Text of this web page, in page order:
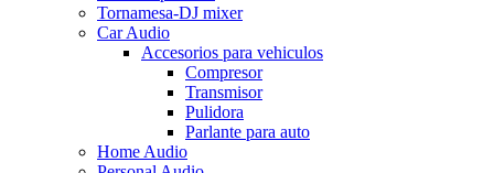
Tornamesa-DJ mixer
Car Audio
Accesorios para vehiculos
Compresor
Transmisor
Pulidora
Parlante para auto
Home Audio